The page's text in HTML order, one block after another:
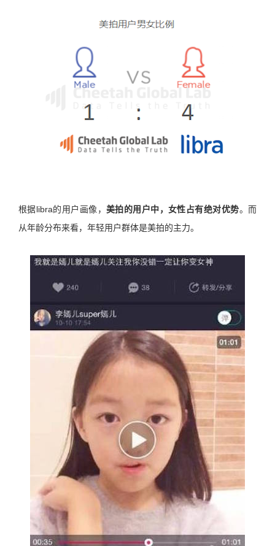
根据libra的用户画像， 美拍的用户中，女性占有绝对优势。而
从年龄分布来看，年轻用户群体是美拍的主力。